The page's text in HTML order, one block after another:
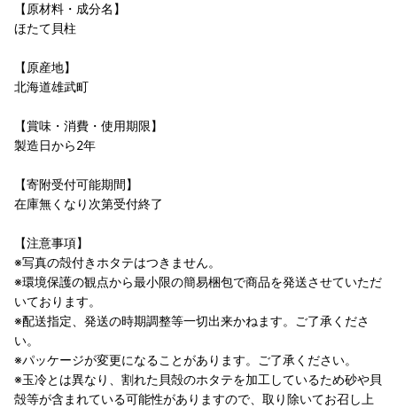
【原材料・成分名】
ほたて貝柱
【原産地】
北海道雄武町
【賞味・消費・使用期限】
製造日から2年
【寄附受付可能期間】
在庫無くなり次第受付終了
【注意事項】
※写真の殻付きホタテはつきません。
※環境保護の観点から最小限の簡易梱包で商品を発送させていただ
いております。
※配送指定、発送の時期調整等一切出来かねます。ご了承くださ
い。
※パッケージが変更になることがあります。ご了承ください。
※玉冷とは異なり、割れた貝殻のホタテを加工しているため砂や貝
殻等が含まれている可能性がありますので、取り除いてお召し上